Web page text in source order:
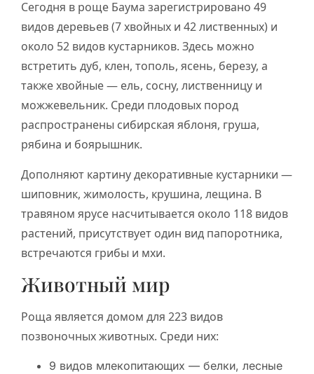
Сегодня в роще Баума зарегистрировано 49
видов деревьев (7 хвойных и 42 лиственных) и
около 52 видов кустарников. Здесь можно
встретить дуб, клен, тополь, ясень, березу, а
также хвойные — ель, сосну, лиственницу и
можжевельник. Среди плодовых пород
распространены сибирская яблоня, груша,
рябина и боярышник.
Дополняют картину декоративные кустарники —
шиповник, жимолость, крушина, лещина. В
травяном ярусе насчитывается около 118 видов
растений, присутствует один вид папоротника,
встречаются грибы и мхи.
Животный мир
Роща является домом для 223 видов
позвоночных животных. Среди них:
9 видов млекопитающих — белки, лесные